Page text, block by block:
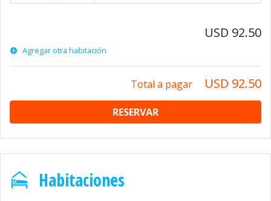
USD 92.50
Agregar otra habitación
Total a pagar USD 92.50
RESERVAR
Habitaciones